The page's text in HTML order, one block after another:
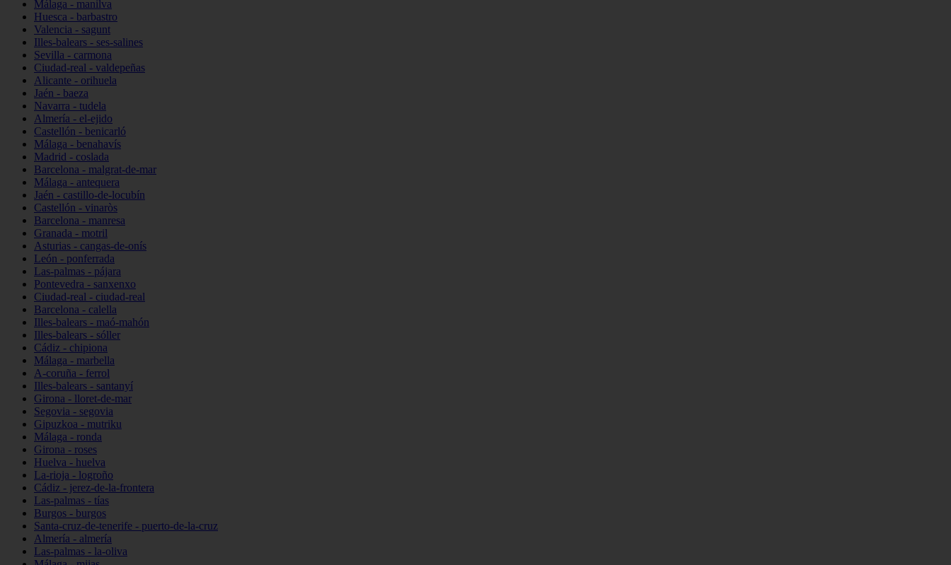
Málaga - manilva
Huesca - barbastro
Valencia - sagunt
Illes-balears - ses-salines
Sevilla - carmona
Ciudad-real - valdepeñas
Alicante - orihuela
Jaén - baeza
Navarra - tudela
Almería - el-ejido
Castellón - benicarló
Málaga - benahavís
Madrid - coslada
Barcelona - malgrat-de-mar
Málaga - antequera
Jaén - castillo-de-locubín
Castellón - vinaròs
Barcelona - manresa
Granada - motril
Asturias - cangas-de-onís
León - ponferrada
Las-palmas - pájara
Pontevedra - sanxenxo
Ciudad-real - ciudad-real
Barcelona - calella
Illes-balears - maó-mahón
Illes-balears - sóller
Cádiz - chipiona
Málaga - marbella
A-coruña - ferrol
Illes-balears - santanyí
Girona - lloret-de-mar
Segovia - segovia
Gipuzkoa - mutriku
Málaga - ronda
Girona - roses
Huelva - huelva
La-rioja - logroño
Cádiz - jerez-de-la-frontera
Las-palmas - tías
Burgos - burgos
Santa-cruz-de-tenerife - puerto-de-la-cruz
Almería - almería
Las-palmas - la-oliva